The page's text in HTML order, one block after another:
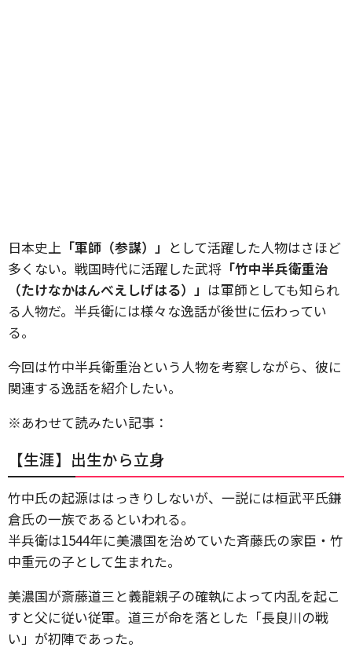
日本史上 「軍師（参謀）」 として活躍した人物はさほど
多くない。戦国時代に活躍した武将 「竹中半兵衛重治
（たけなかはんべえしげはる）」 は軍師としても知られ
る人物だ。半兵衛には様々な逸話が後世に伝わってい
る。
今回は竹中半兵衛重治という人物を考察しながら、彼に
関連する逸話を紹介したい。
※あわせて読みたい記事：
【生涯】出生から立身
竹中氏の起源ははっきりしないが、一説には桓武平氏鎌
倉氏の一族であるといわれる。
半兵衛は1544年に美濃国を治めていた斉藤氏の家臣・竹
中重元の子として生まれた。
美濃国が斎藤道三と義龍親子の確執によって内乱を起こ
すと父に従い従軍。道三が命を落とした「長良川の戦
い」が初陣であった。